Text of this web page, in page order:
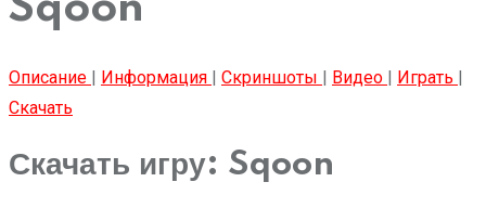
Описание | Информация | Скриншоты | Видео | Играть |
Скачать
Скачать игру: Sqoon